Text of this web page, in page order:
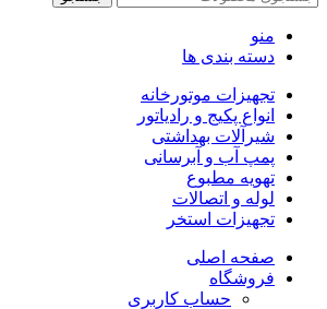
منو
دسته بندی ها
تجهیزات موتورخانه
انواع پکیج و رادیاتور
شیرآلات بهداشتی
پمپ آب و آبرسانی
تهویه مطبوع
لوله و اتصالات
تجهیزات استخر
صفحه اصلی
فروشگاه
حساب کاربری